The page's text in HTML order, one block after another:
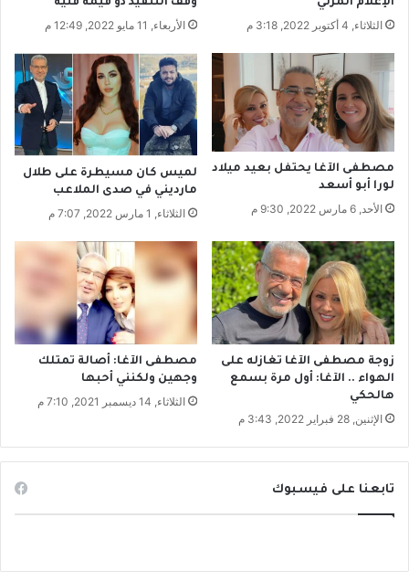
ا
ل
أ
ر
ي
ي
ب
ا
ت
ظ
ا
ر
ا
ت
ح
ا
د
ا
ة
الإعلام المرئي
الثلاثاء, 4 أكتوبر 2022, 3:18 م
وقف التنفيذ ذو قيمة فنية
الأربعاء, 11 مايو 2022, 12:49 م
مصطفى الآغا يحتفل بعيد ميلاد
لورا أبو أسعد
الأحد, 6 مارس 2022, 9:30 م
لميس كان مسيطرة على طلال
مارديني في صدى الملاعب
الثلاثاء, 1 مارس 2022, 7:07 م
زوجة مصطفى الآغا تغازله على
الهواء .. الآغا: أول مرة بسمع
هالحكي
الإثنين, 28 فبراير 2022, 3:43 م
مصطفى الآغا: أصالة تمتلك
وجهين ولكنني أحبها
الثلاثاء, 14 ديسمبر 2021, 7:10 م
تابعنا على فيسبوك